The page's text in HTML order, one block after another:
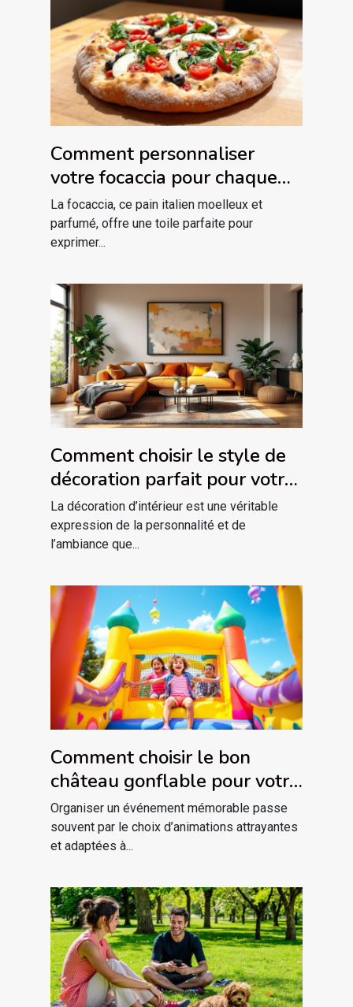
Comment personnaliser
votre focaccia pour chaque
saison ?
La focaccia, ce pain italien moelleux et
parfumé, offre une toile parfaite pour
exprimer...
Comment choisir le style de
décoration parfait pour votre
intérieur ?
La décoration d’intérieur est une véritable
expression de la personnalité et de
l’ambiance que...
Comment choisir le bon
château gonflable pour votre
événement ?
Organiser un événement mémorable passe
souvent par le choix d’animations attrayantes
et adaptées à...